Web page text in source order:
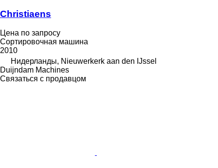
Christiaens
Цена по запросу
Сортировочная машина
2010
Нидерланды, Nieuwerkerk aan den IJssel
Duijndam Machines
Связаться с продавцом